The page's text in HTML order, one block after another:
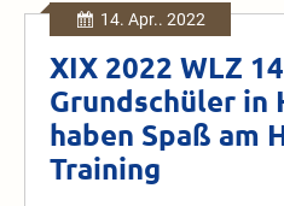
14. Apr.. 2022
XIX 2022 WLZ
Grundschüler in
haben Spaß am
Training